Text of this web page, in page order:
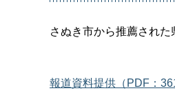
さぬき市から推薦された
報道資料提供（PDF：